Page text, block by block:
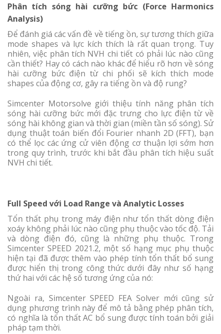
Phân tích sóng hài cưỡng bức (Force Harmonics
Analysis)
Để đánh giá các vấn đề về tiếng ồn, sự tương thích giữa
mode shapes và lực kích thích là rất quan trọng. Tuy
nhiên, việc phân tích NVH chi tiết có phải lúc nào cũng
cần thiết? Hay có cách nào khác để hiểu rõ hơn về sóng
hài cưỡng bức điện từ chi phối sẽ kích thích mode
shapes của động cơ, gây ra tiếng ồn và độ rung?
Simcenter Motorsolve giới thiệu tính năng phân tích
sóng hài cưỡng bức mới đặc trưng cho lực điện từ về
sóng hài không gian và thời gian (miền tần số sóng). Sử
dụng thuật toán biến đổi Fourier nhanh 2D (FFT), bạn
có thể lọc các ứng cử viên động cơ thuận lợi sớm hơn
trong quy trình, trước khi bắt đầu phân tích hiệu suất
NVH chi tiết.
Full Speed với Load Range và Analytic Losses
Tổn thất phụ trong máy điện như tổn thất dòng điện
xoáy không phải lúc nào cũng phụ thuộc vào tốc độ. Tải
và dòng điện đó, cũng là những phụ thuộc. Trong
Simcenter SPEED 2021.2, một số hạng mục phụ thuộc
hiện tại đã được thêm vào phép tính tổn thất bổ sung
được hiển thị trong công thức dưới đây như số hạng
thứ hai với các hệ số tương ứng của nó:
Ngoài ra, Simcenter SPEED FEA Solver mới cũng sử
dụng phương trình này để mô tả bằng phép phân tích,
có nghĩa là tổn thất AC bổ sung được tính toán bởi giải
pháp tạm thời.